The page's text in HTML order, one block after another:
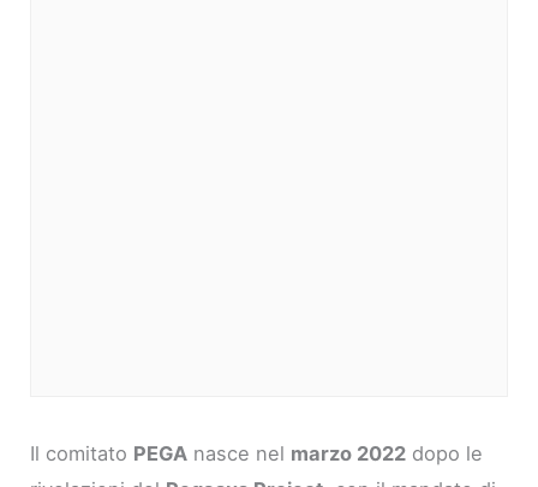
Il comitato PEGA nasce nel marzo 2022 dopo le